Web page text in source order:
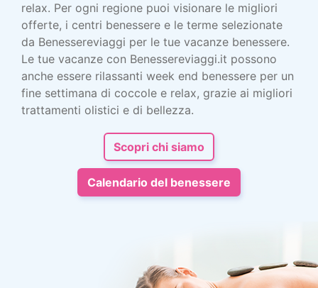
relax. Per ogni regione puoi visionare le migliori
offerte, i centri benessere e le terme selezionate
da Benessereviaggi per le tue vacanze benessere.
Le tue vacanze con Benessereviaggi.it possono
anche essere rilassanti week end benessere per un
fine settimana di coccole e relax, grazie ai migliori
trattamenti olistici e di bellezza.
Scopri chi siamo
Calendario del benessere